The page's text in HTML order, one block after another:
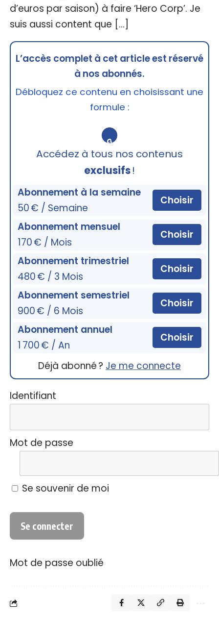
d’euros par saison) à faire ‘Hero Corp’. Je
suis aussi content que […]
L’accès complet à cet article est réservé
à nos abonnés.
Débloquez ce contenu en choisissant une
formule :
🔒
Accédez à tous nos contenus
exclusifs!
Abonnement à la semaine
50 € / Semaine
Choisir
Abonnement mensuel
170 € / Mois
Choisir
Abonnement trimestriel
480 € / 3 Mois
Choisir
Abonnement semestriel
900 € / 6 Mois
Choisir
Abonnement annuel
1 700 € / An
Choisir
Déjà abonné ? Je me connecte
Identifiant
Mot de passe
Se souvenir de moi
Mot de passe oublié